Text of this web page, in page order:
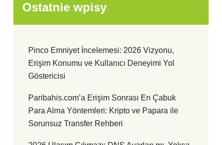
Ostatnie wpisy
Pinco Emniyet İncelemesi: 2026 Vizyonu,
Erişim Konumu ve Kullanıcı Deneyimi Yol
Göstericisi
Paribahis.com’a Erişim Sonrası En Çabuk
Para Alma Yöntemleri: Kripto ve Papara ile
Sorunsuz Transfer Rehberi